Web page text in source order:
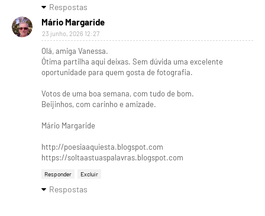
Respostas
Mário Margaride
23 junho, 2026 12:27
Olá, amiga Vanessa.
Ótima partilha aqui deixas. Sem dúvida uma excelente
oportunidade para quem gosta de fotografia.
Votos de uma boa semana, com tudo de bom.
Beijinhos, com carinho e amizade.
Mário Margaride
http://poesiaaquiesta.blogspot.com
https://soltaastuaspalavras.blogspot.com
Responder Excluir
Respostas